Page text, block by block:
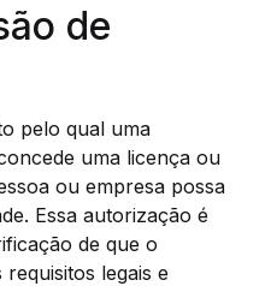
de
pelo qual uma
uma licença ou
ou empresa possa
Essa autorização é
de que o
legais e